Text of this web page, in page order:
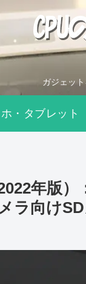
ガジェッ
・タブレット
年版
ラ向けSD